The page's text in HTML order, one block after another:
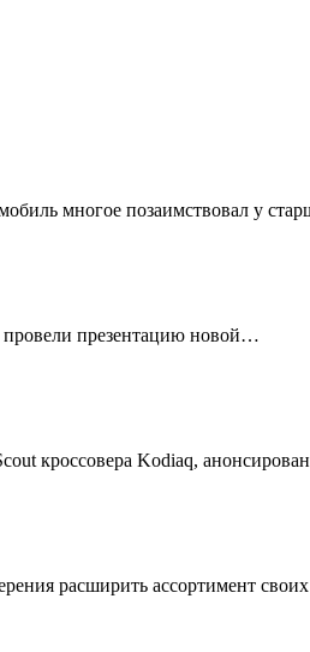
многое позаимствовал у
презентацию новой…
кроссовера Kodiaq,
расширить ассортимент